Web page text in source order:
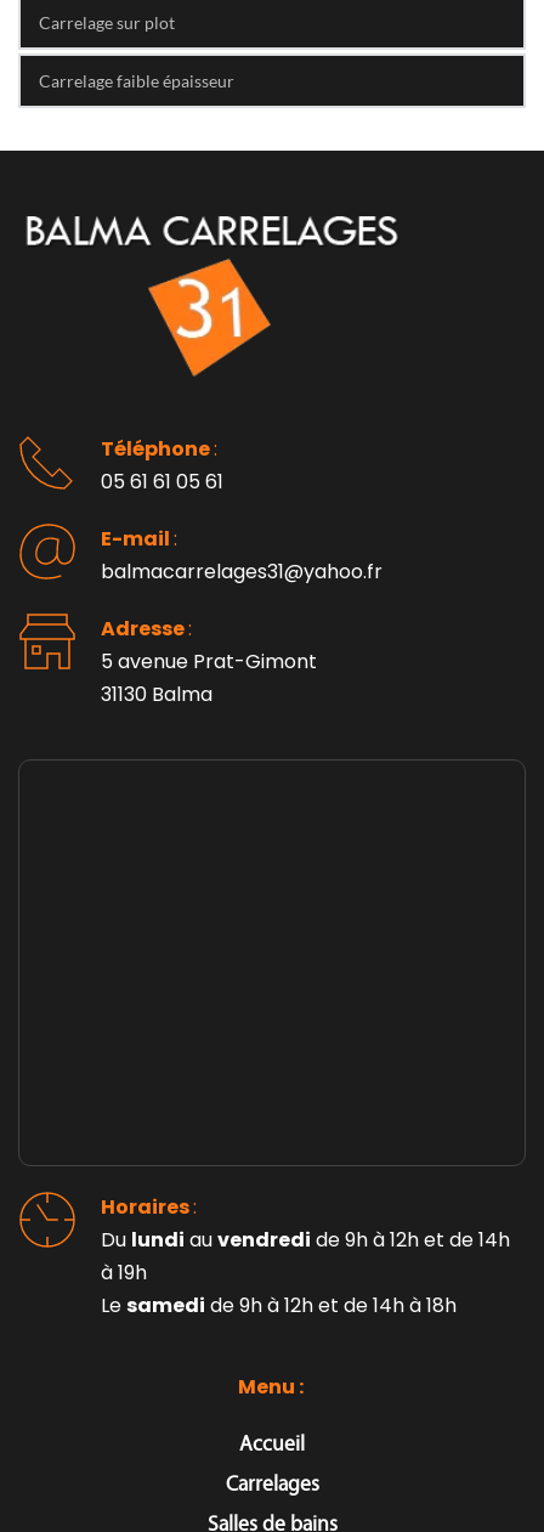
Carrelage sur plot
Carrelage faible épaisseur
Menu :
Accueil
Carrelages
Salles de bains
Horaires :
Du lundi au vendredi de 9h à 12h et de 14h
à 19h
Le samedi de 9h à 12h et de 14h à 18h
Téléphone :
05 61 61 05 61
E-mail :
balmacarrelages31@yahoo.fr
Adresse :
5 avenue Prat-Gimont
31130 Balma